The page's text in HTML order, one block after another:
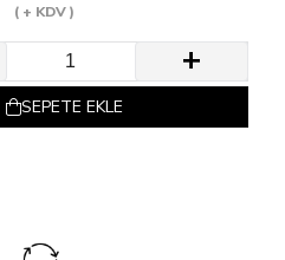
+ KDV
SEPETE EKLE